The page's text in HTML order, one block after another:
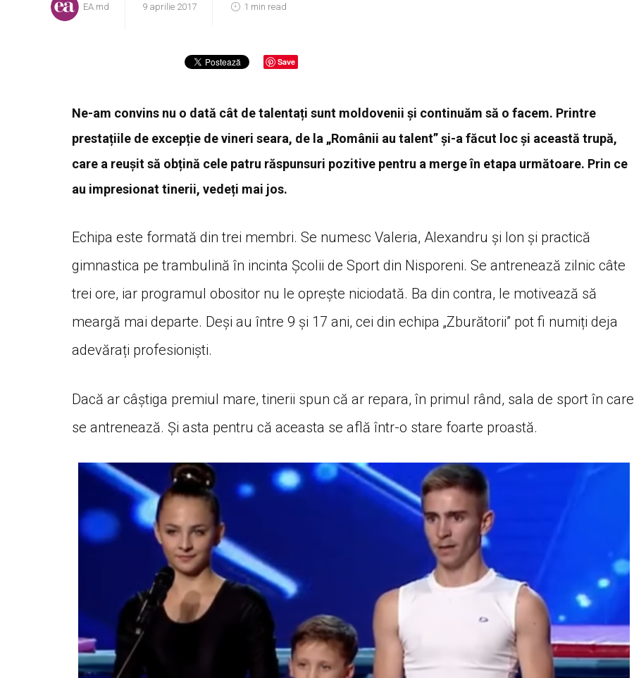
EA.md 9 aprilie 2017 1 min read
Save
Ne-am convins nu o dată cât de talentați sunt moldovenii și continuăm să o facem. Printre
prestațiile de excepție de vineri seara, de la „Românii au talent” și-a făcut loc și această trupă,
care a reușit să obțină cele patru răspunsuri pozitive pentru a merge în etapa următoare. Prin ce
au impresionat tinerii, vedeți mai jos.
Echipa este formată din trei membri. Se numesc Valeria, Alexandru și Ion și practică
gimnastica pe trambulină în incinta Școlii de Sport din Nisporeni. Se antrenează zilnic câte
trei ore, iar programul obositor nu le oprește niciodată. Ba din contra, le motivează să
meargă mai departe. Deși au între 9 și 17 ani, cei din echipa „Zburătorii” pot fi numiți deja
adevărați profesioniști.
Dacă ar câștiga premiul mare, tinerii spun că ar repara, în primul rând, sala de sport în care
se antrenează. Și asta pentru că aceasta se află într-o stare foarte proastă.